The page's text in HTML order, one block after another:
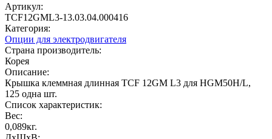
Артикул:
TCF12GML3-13.03.04.000416
Категория:
Опции для электродвигателя
Страна производитель:
Корея
Описание:
Крышка клеммная длинная TCF 12GM L3 для HGM50H/L,
125 одна шт.
Список характеристик:
Вес:
0,089кг.